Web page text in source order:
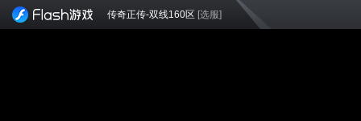
传奇正传-双线160区 [选服]